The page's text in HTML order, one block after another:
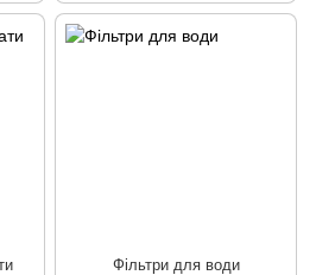
Фільтри для води